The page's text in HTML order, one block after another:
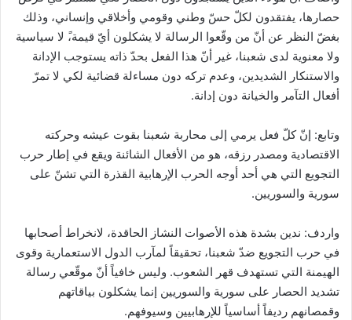
حصارها، يفتقدون لكلّ حسّ وطني وقومي وأخلاقي وإنساني، وذلك
بغضّ النظر عن أنّ من وقّعوا الرسالة لا يشكلون أيّ قيمة،ً لا سياسية
ولا معنوية لدى شعبنا، غير أنّ هذا الفعل بحدّ ذاته يستوجب الإدانة
والاستنكار الشديدين، وعدم تركه دون مساءلة قضائية لكي لا تمرّ
أفعال التآمر والخيانة دون إدانة.
وتابع: إنّ كلّ فعل يرمي إلى محاربة شعبنا بقوت عيشه وحركته
الاقتصادية ومصدر رزقه، هو من الأفعال الشائنة ويقع في إطار حرب
التجويع التي هي أحد أوجه الحرب الإرهابية القذرة التي تشنّ على
سورية والسوريين.
واردف: ندين بشدة هذه الأصوات النشاز الحاقدة، لانخراط أصحابها
في حرب التجويع ضدّ شعبنا، تحقيقاً لمآرب الدول الاستعمارية وقوى
الهيمنة التي تستهدف قهر الشعوب. وليس خافياً أنّ موقّعي رسالة
تشديد الحصار على سورية والسوريين إنما يشكلون بياقاتهم
وقمصانهم رديفاً أساسياً للإرهابيين وسيوفهم.